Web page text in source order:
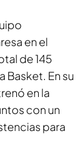
en el
de 145
Basket. En su
en la
con un
para